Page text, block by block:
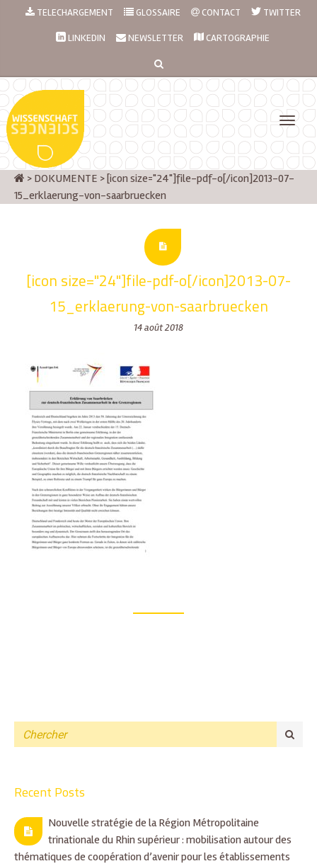
TELECHARGEMENT GLOSSAIRE CONTACT TWITTER
LINKEDIN NEWSLETTER CARTOGRAPHIE
> DOKUMENTE > [icon size="24"]file-pdf-o[/icon]2013-07-
15_erklaerung-von-saarbruecken
[icon size="24"]file-pdf-o[/icon]2013-07-
15_erklaerung-von-saarbruecken
14 août 2018
Recent Posts
Nouvelle stratégie de la Région Métropolitaine
trinationale du Rhin supérieur : mobilisation autour des
thématiques de coopération d’avenir pour les établissements